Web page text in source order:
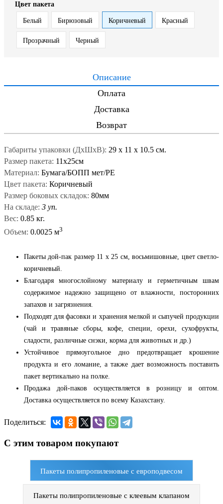
Цвет пакета
Белый Бирюзовый Коричневый Красный
Прозрачный Черный
Описание
Оплата
Доставка
Возврат
Габариты упаковки (ДxШxВ): 29 x 11 x 10.5 см.
Размер пакета: 11х25см
Материал: Бумага/БОПП мет/РЕ
Цвет пакета: Коричневый
Размер боковых складок: 80мм
На складе: 3 уп.
Вес: 0.85 кг.
Объем: 0.0025 м3
Пакеты дой-пак размер 11 x 25 см, восьмишовные, цвет светло-
коричневый.
Благодаря многослойному материалу и герметичным швам
содержимое надежно защищено от влажности, посторонних
запахов и загрязнения.
Подходят для фасовки и хранения мелкой и сыпучей продукции
(чай и травяные сборы, кофе, специи, орехи, сухофрукты,
сладости, различные снэки, корма для животных и др.)
Устойчивое прямоугольное дно предотвращает крошение
продукта и его ломание, а также дает возможность поставить
пакет вертикально на полке.
Продажа дой-паков осуществляется в розницу и оптом.
Доставка осуществляется по всему Казахстану.
Поделиться:
С этим товаром покупают
Пакеты полипропиленовые с европодвесом
Пакеты полипропиленовые с клеевым клапаном